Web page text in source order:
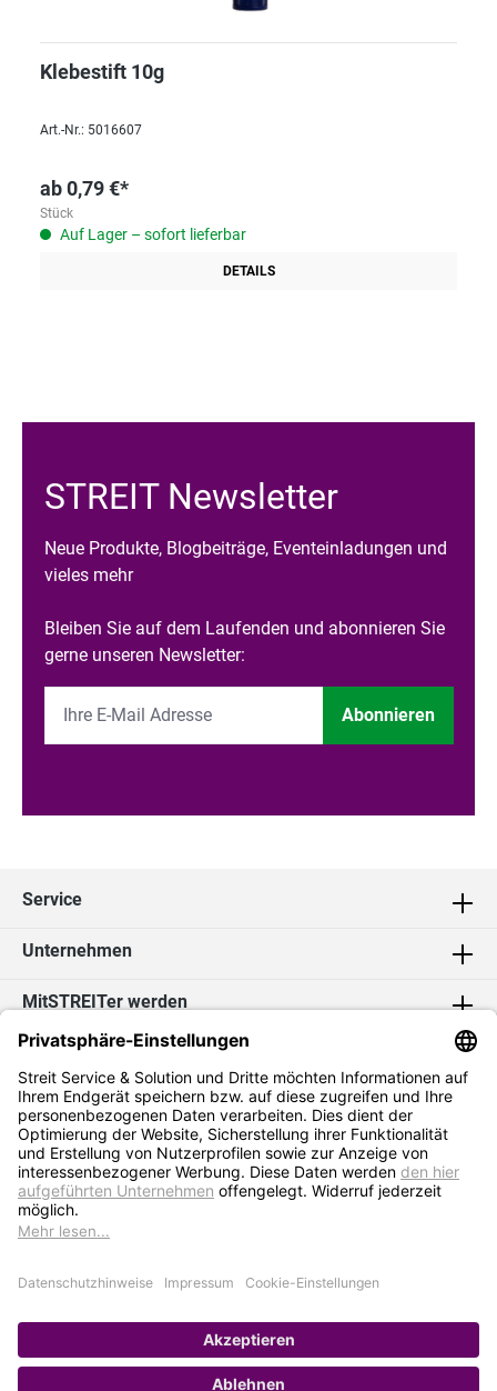
Klebestift 10g
Art.-Nr.: 5016607
ab0,79 €*
Stück
Auf Lager – sofort lieferbar
DETAILS
STREIT Newsletter
Neue Produkte, Blogbeiträge, Eventeinladungen und
vieles mehr
Bleiben Sie auf dem Laufenden und abonnieren Sie
gerne unseren Newsletter:
Abonnieren
Service
Unternehmen
MitSTREITer werden
Kontakt
Social Media
* Alle Preise exkl. MwSt. zzgl.Versandkosten
Impressum
Hinweisgebersystem
Erklärung zur Barrierefreiheit